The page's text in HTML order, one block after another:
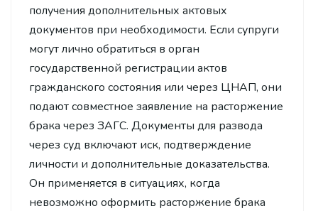
получения дополнительных актовых
документов при необходимости. Если супруги
могут лично обратиться в орган
государственной регистрации актов
гражданского состояния или через ЦНАП, они
подают совместное заявление на расторжение
брака через ЗАГС. Документы для развода
через суд включают иск, подтверждение
личности и дополнительные доказательства.
Он применяется в ситуациях, когда
невозможно оформить расторжение брака